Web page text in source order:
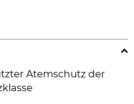
Atemschutz der